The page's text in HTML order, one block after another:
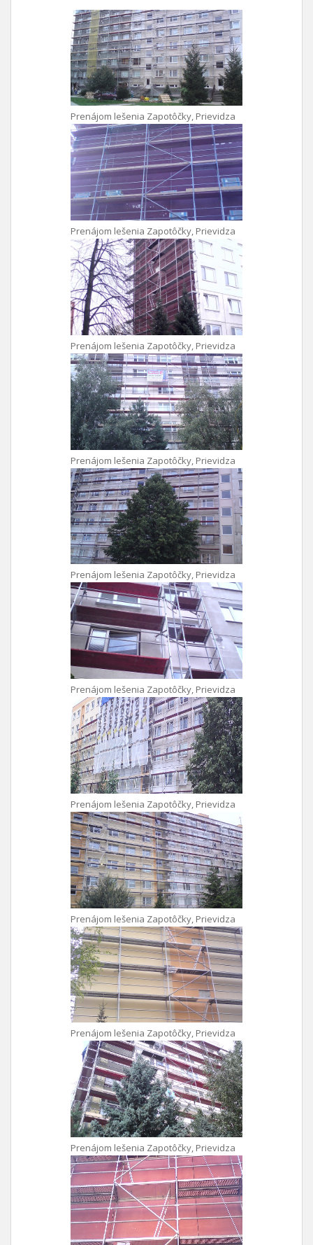
Prenájom lešenia Zapotôčky, Prievidza
Prenájom lešenia Zapotôčky, Prievidza
Prenájom lešenia Zapotôčky, Prievidza
Prenájom lešenia Zapotôčky, Prievidza
Prenájom lešenia Zapotôčky, Prievidza
Prenájom lešenia Zapotôčky, Prievidza
Prenájom lešenia Zapotôčky, Prievidza
Prenájom lešenia Zapotôčky, Prievidza
Prenájom lešenia Zapotôčky, Prievidza
Prenájom lešenia Zapotôčky, Prievidza